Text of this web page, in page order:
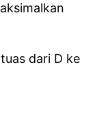
dari D ke